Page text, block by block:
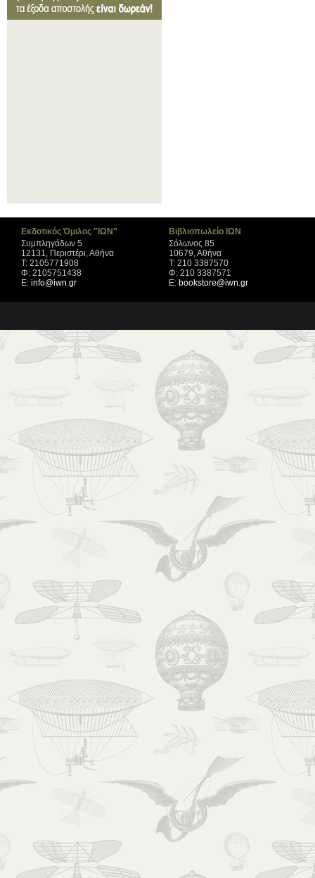
Εκδοτικός Όμιλος "ΙΩΝ"
Συμπληγάδων 5
12131, Περιστέρι, Αθήνα
Τ: 2105771908
Φ: 2105751438
Ε: info@iwn.gr
Βιβλιοπωλείο ΙΩΝ
Σόλωνος 85
10679, Αθήνα
Τ: 210 3387570
Φ: 210 3387571
Ε: bookstore@iwn.gr